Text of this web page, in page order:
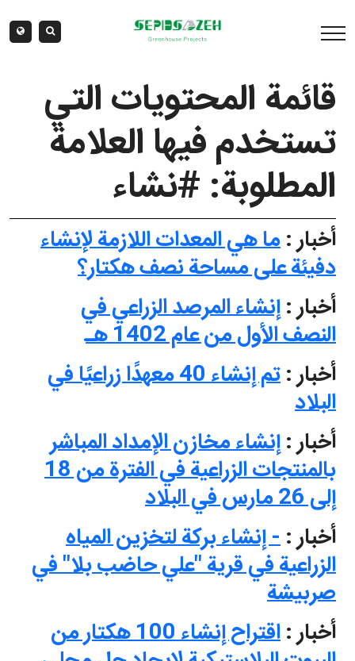
قائمة المحتويات التي
تستخدم فيها العلامة
المطلوبة: #نشاء
أخبار :ما هي المعدات اللازمة لإنشاء
دفيئة على مساحة نصف هكتار؟
أخبار :إنشاء المرصد الزراعي في
النصف الأول من عام 1402 هـ
أخبار :
تم إنشاء 40 معهدًا زراعيًا في
البلاد
أخبار :إنشاء مخازن الإمداد المباشر
بالمنتجات الزراعية في الفترة من 18
إلى 26 مارس في البلاد
أخبار :- إنشاء بركة لتخزين المياه
الزراعية في قرية "علي حاضب بلا" في
صربيشة
أخبار :
اقتراح إنشاء 100 هكتار من